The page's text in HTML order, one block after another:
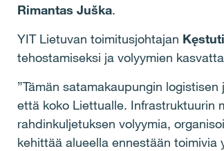
Rimantas Juška.
YIT Lietuvan toimitusjohtajan
tehostamiseksi ja volyymien
”Tämän satamakaupungin
että koko Liettualle. Infrastruktuurin
rahdinkuljetuksen volyymia,
kehittää alueella ennestään